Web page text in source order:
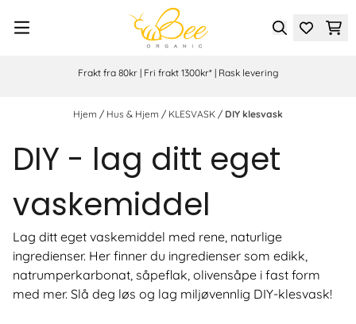
Frakt fra 80kr | Fri frakt 1300kr* | Rask levering
Hjem / Hus & Hjem / KLESVASK / DIY klesvask
DIY - lag ditt eget
vaskemiddel
Lag ditt eget vaskemiddel med rene, naturlige
ingredienser. Her finner du ingredienser som edikk,
natrumperkarbonat, såpeflak, olivensåpe i fast form
med mer. Slå deg løs og lag miljøvennlig DIY-klesvask!